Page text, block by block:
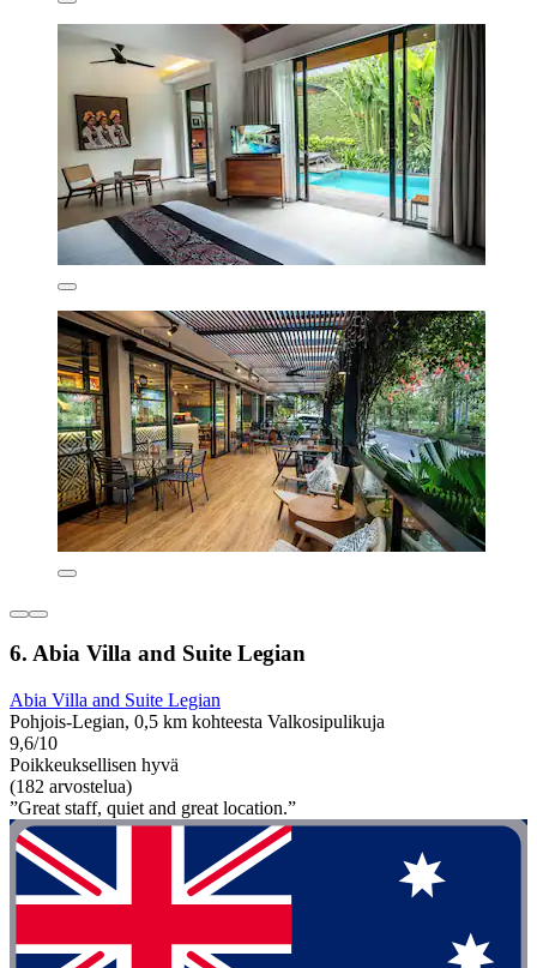
6. Abia Villa and Suite Legian
Abia Villa and Suite Legian
Pohjois-Legian, 0,5 km kohteesta Valkosipulikuja
9,6/10
Poikkeuksellisen hyvä
(182 arvostelua)
”Great staff, quiet and great location.”